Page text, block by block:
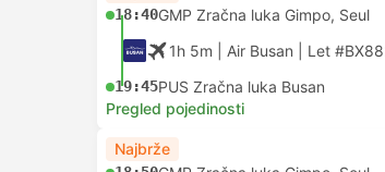
18:40GMP Zračna luka Gimpo, Seul
1h 5m | Air Busan Let
19:45PUS Zračna luka Busan
Pregled pojedinosti
Najbrže